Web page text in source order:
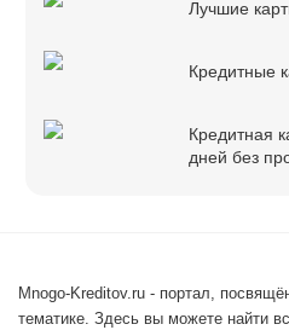
Лучшие
Кредитные
Кредитная
дней без
Mnogo-Kreditov.ru - портал,
тематике. Здесь вы можете найти